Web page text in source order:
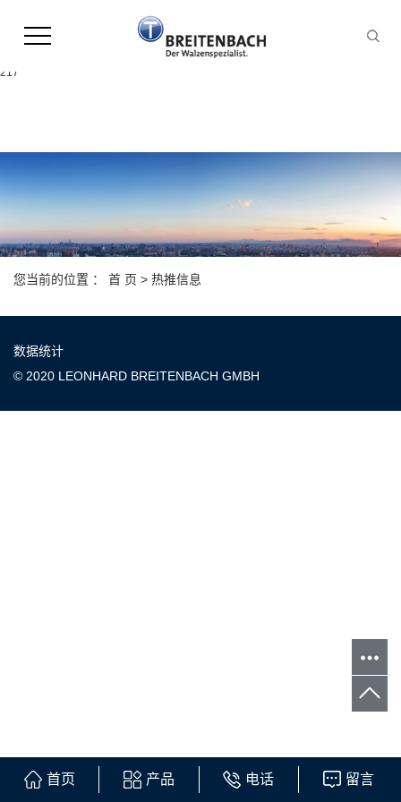
file_put_contents(/home/leonhardpl9ekoqn8hgamr2d/wwwroot/source/cache/
failed to open stream: Permission denied in
/home/leonhardpl9ekoqn8hgamr2d/wwwroot/source/model/api.class.php on line
217
您当前的位置 ： 首 页 > 热推信息
数据统计
© 2020 LEONHARD BREITENBACH GMBH
首页 产品 电话 留言